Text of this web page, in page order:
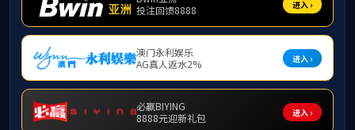
公司关于2020年硕士研究生（第一志愿）
2020年学院硕士研究生招生普通计划考生
关于研究生学籍处理的信息公告